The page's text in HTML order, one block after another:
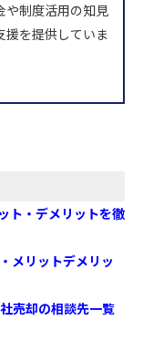
や制度活用の知見
援を提供していま
ト・デメリットを徹
メリットデメリッ
売却の相談先一覧